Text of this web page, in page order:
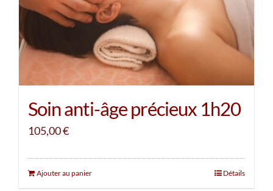
Soin anti-âge précieux 1h20
105,00€
Ajouter au panier Détails